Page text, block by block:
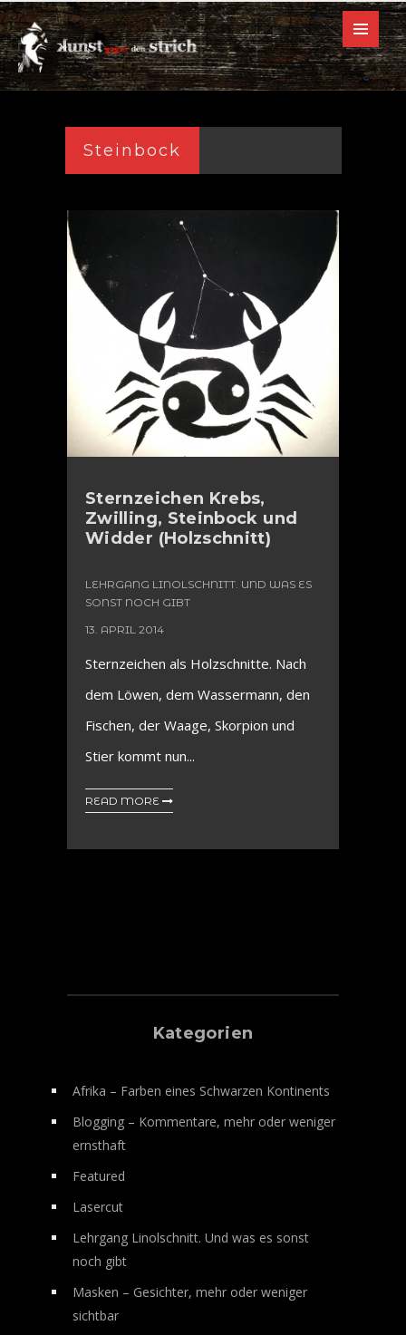
Steinbock
Sternzeichen Krebs,
Zwilling, Steinbock und
Widder (Holzschnitt)
LEHRGANG LINOLSCHNITT. UND WAS ES
SONST NOCH GIBT
13. APRIL 2014
Sternzeichen als Holzschnitte. Nach
dem Löwen, dem Wassermann, den
Fischen, der Waage, Skorpion und
Stier kommt nun...
READ MORE
Kategorien
Afrika – Farben eines Schwarzen Kontinents
Blogging – Kommentare, mehr oder weniger
ernsthaft
Featured
Lasercut
Lehrgang Linolschnitt. Und was es sonst
noch gibt
Masken – Gesichter, mehr oder weniger
sichtbar